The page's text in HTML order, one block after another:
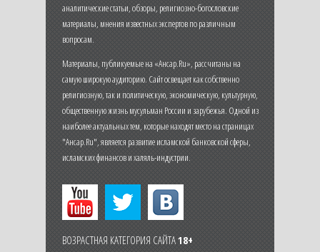
аналитические статьи, обзоры, религиозно-богословские
материалы, мнения известных экспертов по различным
вопросам.
Материалы, публикуемые на «Ансар.Ru», рассчитаны на
самую широкую аудиторию. Сайт освещает как собственно
религиозную, так и политическую, экономическую, культурную,
общественную жизнь мусульман России и зарубежья. Одной из
наиболее актуальных тем, которые находят место на страницах
"Ансар.Ru", является развитие исламской банковской сферы,
исламских финансов и халяль-индустрии.
ВОЗРАСТНАЯ КАТЕГОРИЯ САЙТА18+